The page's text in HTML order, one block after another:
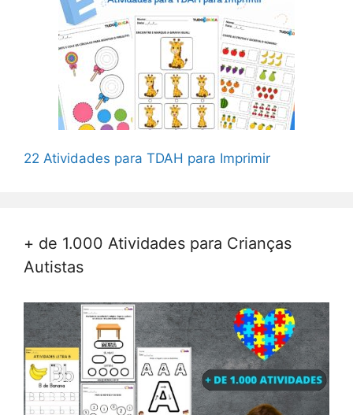
22 Atividades para TDAH para Imprimir
+ de 1.000 Atividades para Crianças
Autistas